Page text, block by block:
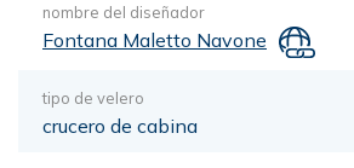
nombre del diseñador
Fontana Maletto Navone
tipo de velero
crucero de cabina